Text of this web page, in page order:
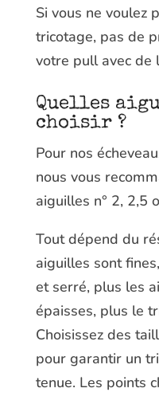
Si vous ne voulez
tricotage, pas de
votre pull avec de
Quelles
choisir ?
Pour nos
nous vous
aiguilles n° 2, 2,5
Tout dépend du
aiguilles sont
et serré, plus les
épaisses, plus le
Choisissez des
pour garantir un
tenue. Les points